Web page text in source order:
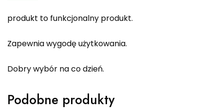
produkt to funkcjonalny produkt.
Zapewnia wygodę użytkowania.
Dobry wybór na co dzień.
Podobne produkty